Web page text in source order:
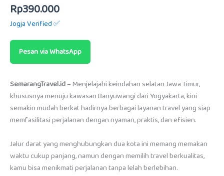
5.00dari
5
berdasarkan
penilaian
Rp390.000
Jogja Verified ✅
Pesan via WhatsApp
SemarangTravel.id– Menjelajahi keindahan selatan Jawa Timur,
khususnya menuju kawasan Banyuwangi dari Yogyakarta, kini
semakin mudah berkat hadirnya berbagai layanan travel yang siap
memfasilitasi perjalanan dengan nyaman, praktis, dan efisien.
Jalur darat yang menghubungkan dua kota ini memang memakan
waktu cukup panjang, namun dengan memilih travel berkualitas,
kamu bisa menikmati perjalanan tanpa lelah berlebihan.